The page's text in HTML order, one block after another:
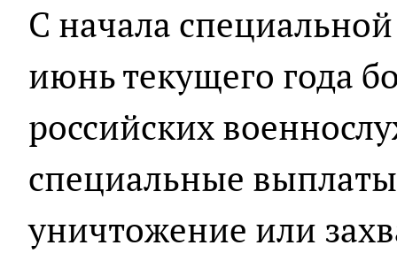
С начала
июнь текущего года
российских
специальные
уничтожение или